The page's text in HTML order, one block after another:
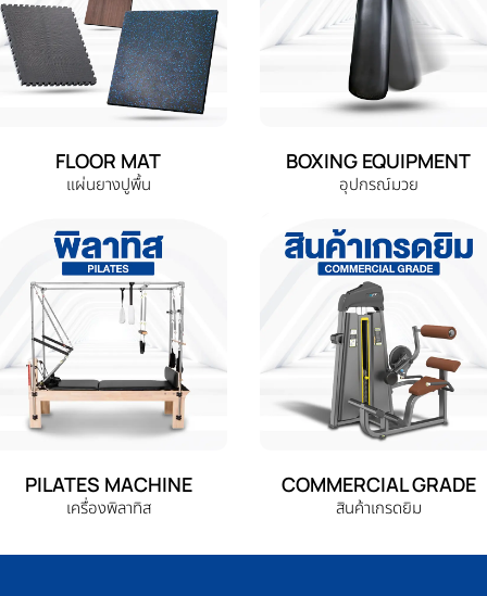
FLOOR MAT
แผ่นยางปูพื้น
BOXING EQUIPMENT
อุปกรณ์มวย
PILATES MACHINE
เครื่องพิลาทิส
COMMERCIAL GRADE
สินค้าเกรดยิม